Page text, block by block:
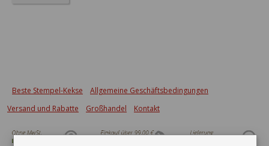
Beste Stempel-Kekse
Allgemeine Geschäftsbedingungen
Versand und Rabatte
Großhandel Kontakt